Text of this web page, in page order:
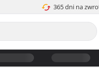
365 dni na